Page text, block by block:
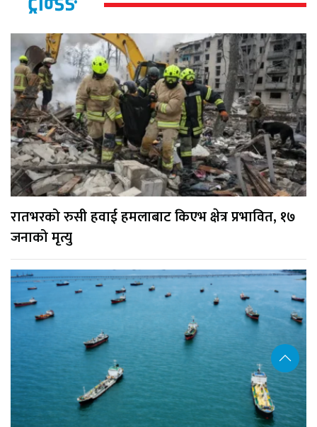
रातभरको रुसी हवाई हमलाबाट किएभ क्षेत्र प्रभावित, १७
जनाको मृत्यु